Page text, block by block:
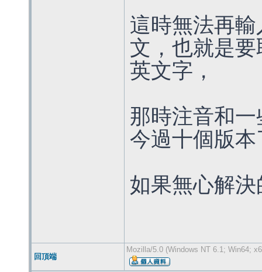
這時無法再
文，也就是
英文字，
那時注音和
今過十個版
如果無心解
回頂端
Mozilla/5.0 (Windows NT 6.1; Win64;